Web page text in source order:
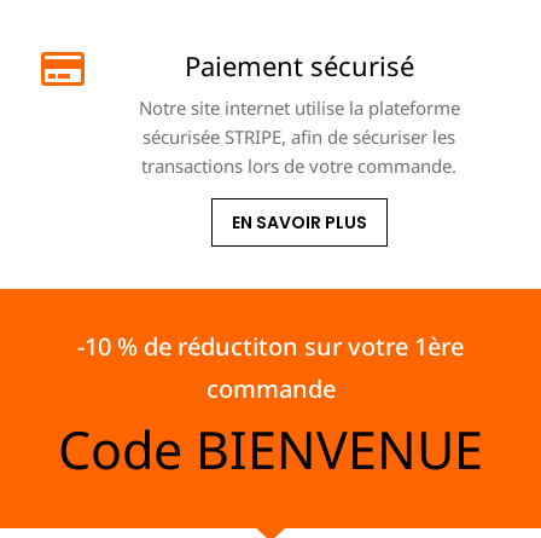
Paiement sécurisé
Notre site internet utilise la plateforme
sécurisée STRIPE, afin de sécuriser les
transactions lors de votre commande.
EN SAVOIR PLUS
-10 % de réductiton sur votre 1ère
commande
Code BIENVENUE